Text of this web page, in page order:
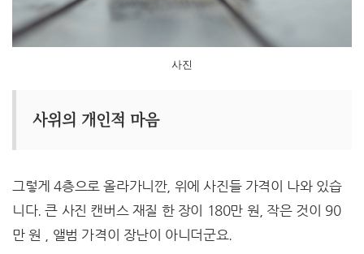
사진
사위의 개인적 마음
그렇게 4층으로 올라가니깐, 위에 사진들 가격이 나와 있습
니다. 큰 사진 캔버스 재질 한 장이 180만 원, 작은 것이 90
만 원 , 앨범 가격이 장난이 아니더군요.